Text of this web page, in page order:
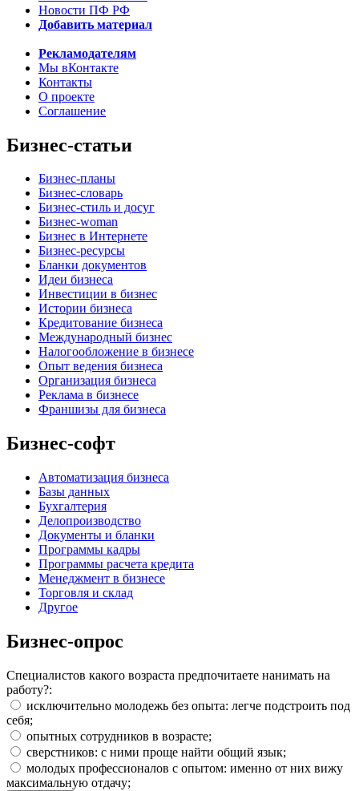
Новости ПФ РФ
Добавить материал
Рекламодателям
Мы вКонтакте
Контакты
О проекте
Соглашение
Бизнес-статьи
Бизнес-планы
Бизнес-словарь
Бизнес-стиль и досуг
Бизнес-woman
Бизнес в Интернете
Бизнес-ресурсы
Бланки документов
Идеи бизнеса
Инвестиции в бизнес
Истории бизнеса
Кредитование бизнеса
Международный бизнес
Налогообложение в бизнесе
Опыт ведения бизнеса
Организация бизнеса
Реклама в бизнесе
Франшизы для бизнеса
Бизнес-софт
Автоматизация бизнеса
Базы данных
Бухгалтерия
Делопроизводство
Документы и бланки
Программы кадры
Программы расчета кредита
Менеджмент в бизнесе
Торговля и склад
Другое
Бизнес-опрос
Специалистов какого возраста предпочитаете нанимать на
работу?:
исключительно молодежь без опыта: легче подстроить под
себя;
опытных сотрудников в возрасте;
сверстников: с ними проще найти общий язык;
молодых профессионалов с опытом: именно от них вижу
максимальную отдачу;